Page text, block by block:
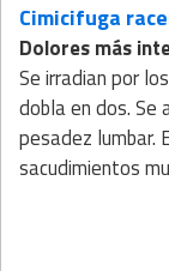
Cimicifuga
Dolores más
Se irradian por
dobla en dos. Se
pesadez lumbar.
sacudimientos